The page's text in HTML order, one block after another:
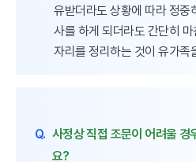
유받더라도 상황에 따라 정중
사를 하게 되더라도 간단히
자리를 정리하는 것이 유가족
Q. 사정상 직접 조문이 어려울 경
요?